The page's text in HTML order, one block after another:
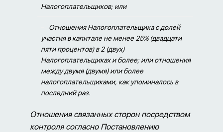
Налогоплательщиков; или
Отношения Налогоплательщика с долей
участия в капитале не менее 25% (двадцати
пяти процентов) в 2 (двух)
Налогоплательщиках и более; или отношения
между двумя (двумя) или более
налогоплательщиками, как упоминалось в
последний раз.
Отношения связанных сторон посредством
контроля согласно Постановлению